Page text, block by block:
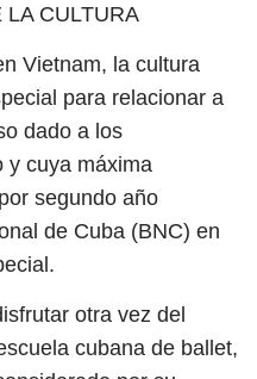
LA CULTURA
Vietnam, la cultura
para relacionar a
dado a los
y cuya máxima
segundo año
de Cuba (BNC) en
otra vez del
cubana de ballet,